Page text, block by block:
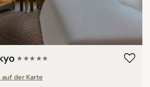
★★★★★
auf der Karte